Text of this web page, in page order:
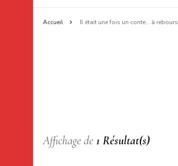
Accueil Il était une fois un conte… à rebours
Affichage de 1 Résultat(s)